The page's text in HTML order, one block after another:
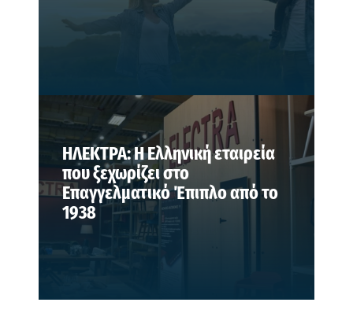
ΗΛΕΚΤΡΑ: Η Ελληνική εταιρεία
που ξεχωρίζει στο
Επαγγελματικό Έπιπλο από το
1938